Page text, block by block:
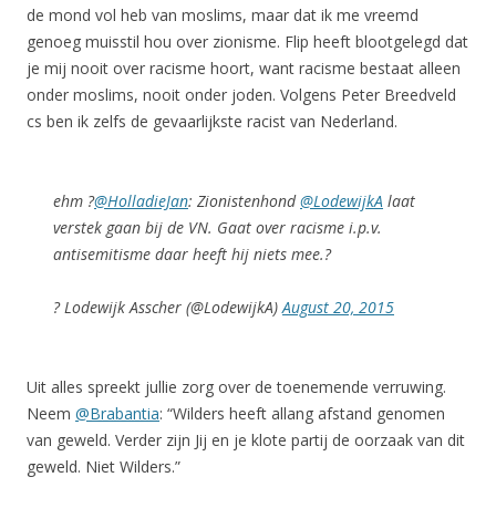
de mond vol heb van moslims, maar dat ik me vreemd
genoeg muisstil hou over zionisme. Flip heeft blootgelegd dat
je mij nooit over racisme hoort, want racisme bestaat alleen
onder moslims, nooit onder joden. Volgens Peter Breedveld
cs ben ik zelfs de gevaarlijkste racist van Nederland.
ehm ?@HolladieJan: Zionistenhond@LodewijkA laat
verstek gaan bij de VN. Gaat over racisme i.p.v.
antisemitisme daar heeft hij niets mee.?
? Lodewijk Asscher (@LodewijkA)August 20, 2015
Uit alles spreekt jullie zorg over de toenemende verruwing.
Neem @Brabantia: “Wilders heeft allang afstand genomen
van geweld. Verder zijn Jij en je klote partij de oorzaak van dit
geweld. Niet Wilders.”